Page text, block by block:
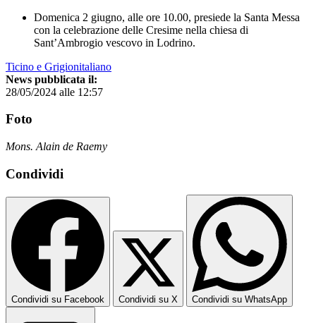
Domenica 2 giugno, alle ore 10.00, presiede la Santa Messa
con la celebrazione delle Cresime nella chiesa di
Sant’Ambrogio vescovo in Lodrino.
Ticino e Grigionitaliano
News pubblicata il:
28/05/2024 alle 12:57
Foto
Mons. Alain de Raemy
Condividi
Condividi su Facebook Condividi su X Condividi su WhatsApp